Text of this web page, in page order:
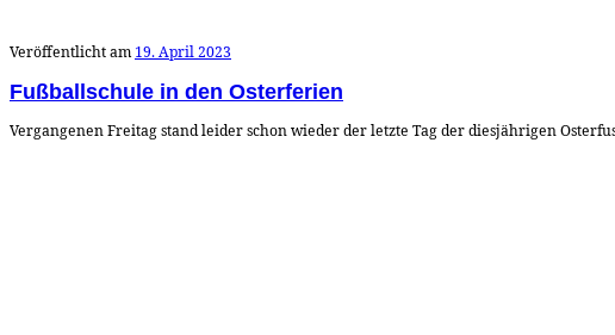
Veröffentlicht am19. April 2023
Fußballschule in den Osterferien
Vergangenen Freitag stand leider schon wieder der letzte Tag der diesjährigen